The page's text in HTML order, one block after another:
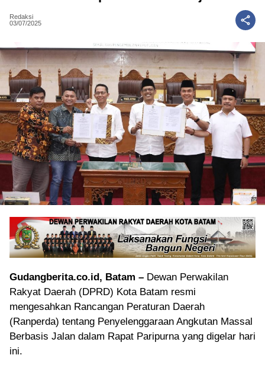
Redaksi
03/07/2025
Gudangberita.co.id, Batam – Dewan Perwakilan
Rakyat Daerah (DPRD) Kota Batam resmi
mengesahkan Rancangan Peraturan Daerah
(Ranperda) tentang Penyelenggaraan Angkutan Massal
Berbasis Jalan dalam Rapat Paripurna yang digelar hari
ini.